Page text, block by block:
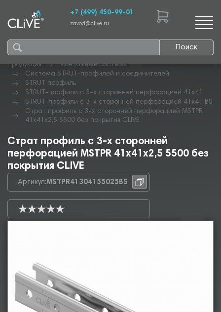
Поиск
+7 (499) 450-99-01
zavod@clive.ru
Продукция
Монтажные системы
Система STRUT-профилей и соединителей
STRUT профиль
STRUT-профили с 3-х сторонней перфорацией 41х41
STRUT-профили с 3-х сторонней перфорацией 41х41 BS
Страт профиль с 3-х сторонней перфорацией MSTPR
41х41х2,5 5500 без покрытия CLIVE
Страт профиль с 3-х сторонней
перфорацией MSTPR 41х41х2,5 5500 без
покрытия CLIVE
Артикул:MSTPR41304155025BS